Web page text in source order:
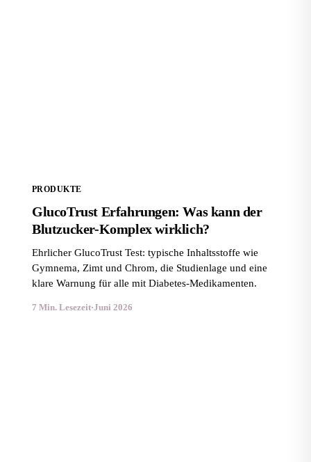
PRODUKTE
GlucoTrust Erfahrungen: Was kann der
Blutzucker-Komplex wirklich?
Ehrlicher GlucoTrust Test: typische Inhaltsstoffe wie
Gymnema, Zimt und Chrom, die Studienlage und eine
klare Warnung für alle mit Diabetes-Medikamenten.
7 Min. Lesezeit·Juni 2026